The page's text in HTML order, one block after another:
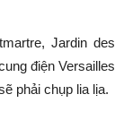
Jardin des
điện Versailles
phải chụp lia lịa.